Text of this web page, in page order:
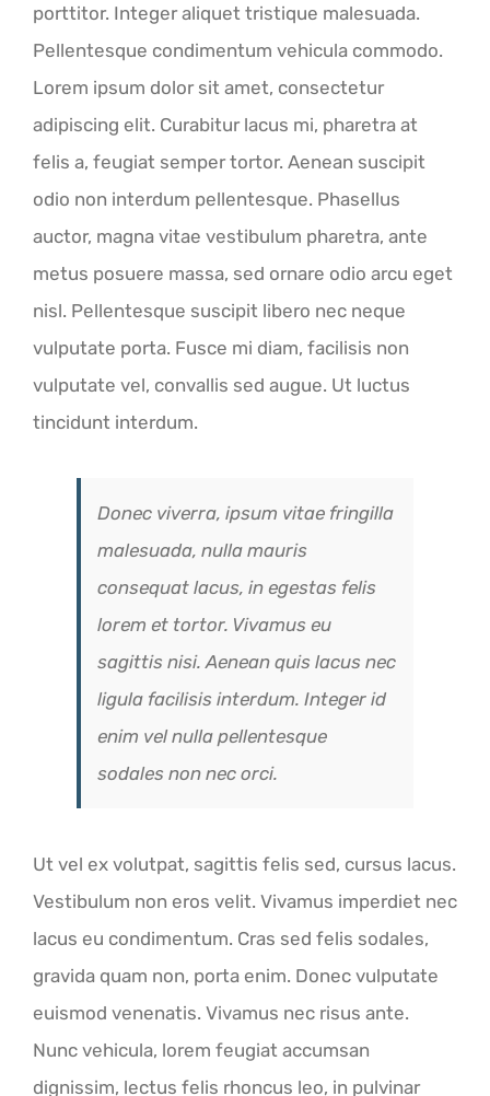
porttitor. Integer aliquet tristique malesuada.
Pellentesque condimentum vehicula commodo.
Lorem ipsum dolor sit amet, consectetur
adipiscing elit. Curabitur lacus mi, pharetra at
felis a, feugiat semper tortor. Aenean suscipit
odio non interdum pellentesque. Phasellus
auctor, magna vitae vestibulum pharetra, ante
metus posuere massa, sed ornare odio arcu eget
nisl. Pellentesque suscipit libero nec neque
vulputate porta. Fusce mi diam, facilisis non
vulputate vel, convallis sed augue. Ut luctus
tincidunt interdum.
Donec viverra, ipsum vitae fringilla
malesuada, nulla mauris
consequat lacus, in egestas felis
lorem et tortor. Vivamus eu
sagittis nisi. Aenean quis lacus nec
ligula facilisis interdum. Integer id
enim vel nulla pellentesque
sodales non nec orci.
Ut vel ex volutpat, sagittis felis sed, cursus lacus.
Vestibulum non eros velit. Vivamus imperdiet nec
lacus eu condimentum. Cras sed felis sodales,
gravida quam non, porta enim. Donec vulputate
euismod venenatis. Vivamus nec risus ante.
Nunc vehicula, lorem feugiat accumsan
dignissim, lectus felis rhoncus leo, in pulvinar